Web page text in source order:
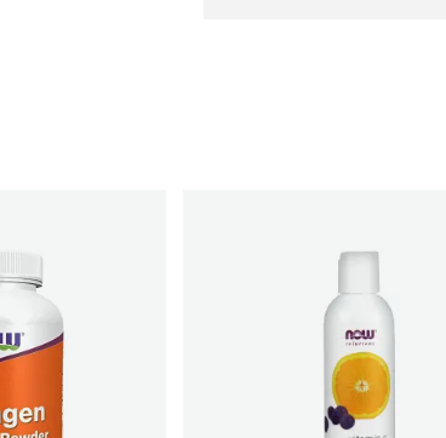
FARMACI DORI TIRANE
FARMACI